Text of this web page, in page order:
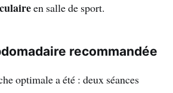
en salle de sport.
recommandée
optimale a été : deux séances